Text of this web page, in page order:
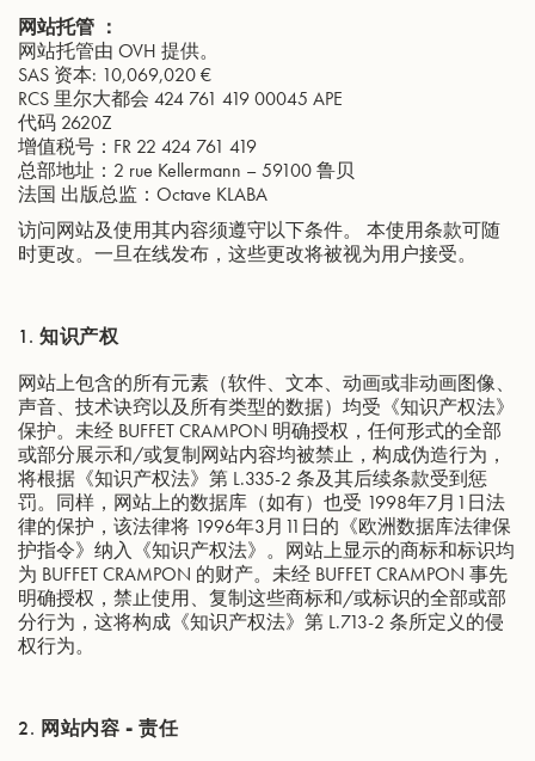
网站托管 ：
网站托管由 OVH 提供。
SAS 资本: 10,069,020 €
RCS 里尔大都会 424 761 419 00045 APE
代码 2620Z
增值税号：FR 22 424 761 419
总部地址：2 rue Kellermann – 59100 鲁贝
法国 出版总监：Octave KLABA
访问网站及使用其内容须遵守以下条件。 本使用条款可随
时更改。一旦在线发布，这些更改将被视为用户接受。
1. 知识产权
网站上包含的所有元素（软件、文本、动画或非动画图像、
声音、技术诀窍以及所有类型的数据）均受《知识产权法》
保护。未经 BUFFET CRAMPON 明确授权，任何形式的全部
或部分展示和/或复制网站内容均被禁止，构成伪造行为，
将根据《知识产权法》第 L.335-2 条及其后续条款受到惩
罚。同样，网站上的数据库（如有）也受 1998年7月1日法
律的保护，该法律将 1996年3月11日的《欧洲数据库法律保
护指令》纳入《知识产权法》。网站上显示的商标和标识均
为 BUFFET CRAMPON 的财产。未经 BUFFET CRAMPON 事先
明确授权，禁止使用、复制这些商标和/或标识的全部或部
分行为，这将构成《知识产权法》第 L.713-2 条所定义的侵
权行为。
2. 网站内容 - 责任